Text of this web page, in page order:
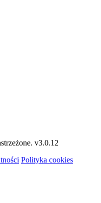
v3.0.12
Polityka cookies